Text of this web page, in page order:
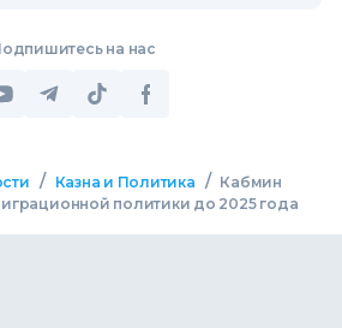
на нас
/ Казна и Политика / Кабмин
политики до 2025 года